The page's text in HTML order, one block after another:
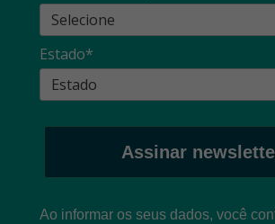
Estado*
Assinar
Ao informar os seus dados, você